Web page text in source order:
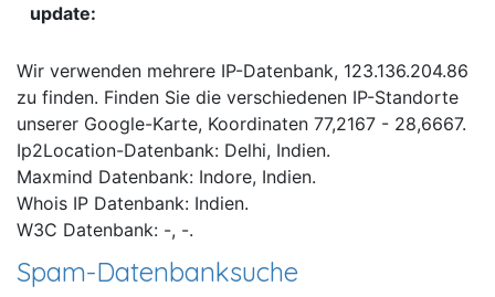
Wir verwenden mehrere IP-Datenbank, 123.136.204.86
zu finden. Finden Sie die verschiedenen IP-Standorte
unserer Google-Karte, Koordinaten 77,2167 - 28,6667.
Ip2Location-Datenbank: Delhi, Indien.
Maxmind Datenbank: Indore, Indien.
Whois IP Datenbank: Indien.
W3C Datenbank: -, -.
Spam-Datenbanksuche